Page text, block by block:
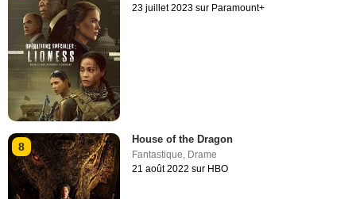
23 juillet 2023 sur Paramount+
8
House of the Dragon
Fantastique, Drame
21 août 2022 sur HBO